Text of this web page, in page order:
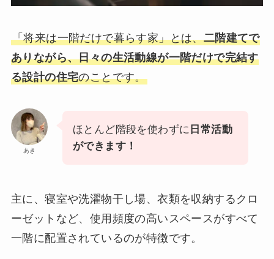
「将来は一階だけで暮らす家」とは、二階建てで
ありながら、日々の生活動線が一階だけで完結す
る設計の住宅のことです。
あき
ほとんど階段を使わずに 日常活動
ができます！
主に、寝室や洗濯物干し場、衣類を収納するクロ
ーゼットなど、使用頻度の高いスペースがすべて
一階に配置されているのが特徴です。